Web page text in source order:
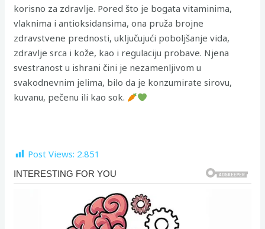
korisno za zdravlje. Pored što je bogata vitaminima,
vlaknima i antioksidansima, ona pruža brojne
zdravstvene prednosti, uključujući poboljšanje vida,
zdravlje srca i kože, kao i regulaciju probave. Njena
svestranost u ishrani čini je nezamenljivom u
svakodnevnim jelima, bilo da je konzumirate sirovu,
kuvanu, pečenu ili kao sok.
Post Views: 2.851